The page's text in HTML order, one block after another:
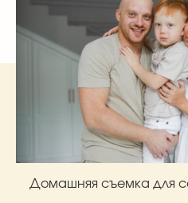
Домашняя съемка для